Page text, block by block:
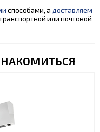
способами, а доставляем
или почтовой